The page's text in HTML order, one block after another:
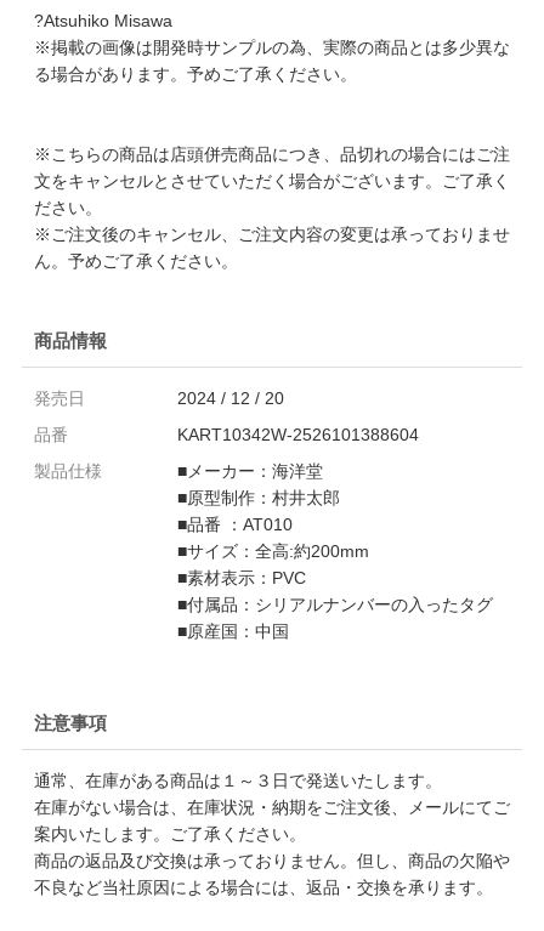
?Atsuhiko Misawa
※掲載の画像は開発時サンプルの為、実際の商品とは多少異な
る場合があります。予めご了承ください。
※こちらの商品は店頭併売商品につき、品切れの場合にはご注
文をキャンセルとさせていただく場合がございます。ご了承く
ださい。
※ご注文後のキャンセル、ご注文内容の変更は承っておりませ
ん。予めご了承ください。
商品情報
発売日
2024 / 12 / 20
品番
KART10342W-2526101388604
製品仕様
■メーカー：海洋堂
■原型制作：村井太郎
■品番 ：AT010
■サイズ：全高:約200mm
■素材表示：PVC
■付属品：シリアルナンバーの入ったタグ
■原産国：中国
注意事項
通常、在庫がある商品は１～３日で発送いたします。
在庫がない場合は、在庫状況・納期をご注文後、メールにてご
案内いたします。ご了承ください。
商品の返品及び交換は承っておりません。但し、商品の欠陥や
不良など当社原因による場合には、返品・交換を承ります。